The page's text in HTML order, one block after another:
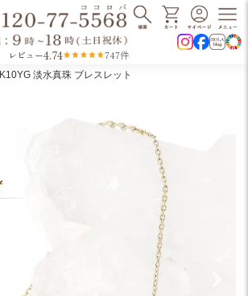
レビュー4.74 747件
K10YG 淡水真珠 ブレスレット